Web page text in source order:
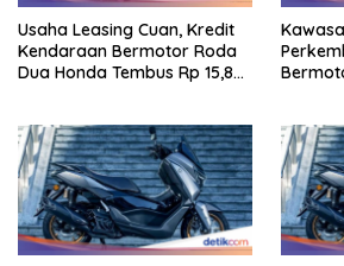
Usaha Leasing Cuan, Kredit
Kendaraan Bermotor Roda
Dua Honda Tembus Rp 15,8